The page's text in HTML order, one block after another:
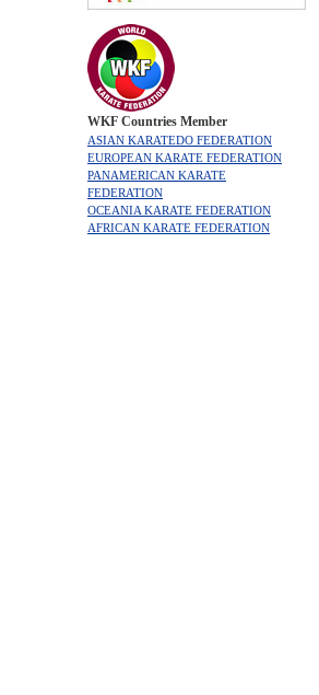
WKF Countries Member
ASIAN KARATEDO FEDERATION
EUROPEAN KARATE FEDERATION
PANAMERICAN KARATE
FEDERATION
OCEANIA KARATE FEDERATION
AFRICAN KARATE FEDERATION